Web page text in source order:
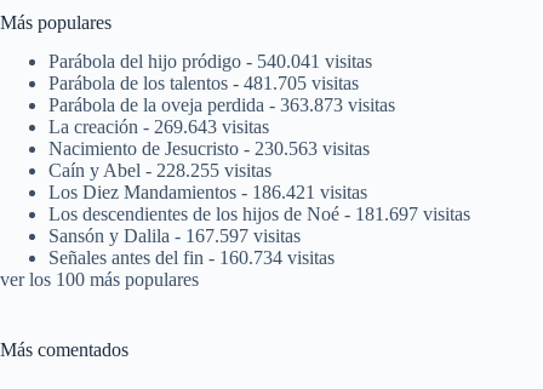
Más populares
Parábola del hijo pródigo - 540.041 visitas
Parábola de los talentos - 481.705 visitas
Parábola de la oveja perdida - 363.873 visitas
La creación - 269.643 visitas
Nacimiento de Jesucristo - 230.563 visitas
Caín y Abel - 228.255 visitas
Los Diez Mandamientos - 186.421 visitas
Los descendientes de los hijos de Noé - 181.697 visitas
Sansón y Dalila - 167.597 visitas
Señales antes del fin - 160.734 visitas
ver los 100 más populares
Más comentados